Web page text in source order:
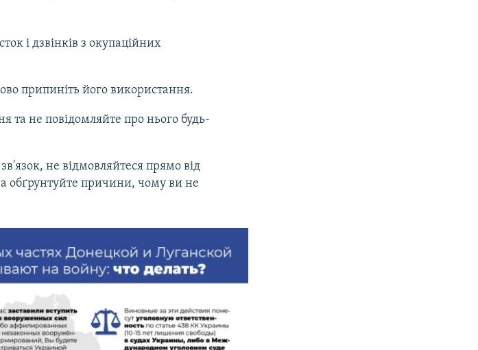
і дзвінків з окупаційних
припиніть його використання.
та не повідомляйте про нього будь-
не відмовляйтеся прямо від
обґрунтуйте причини, чому ви не